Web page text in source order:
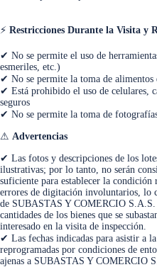
⚡ Restricciones Durante la Visita y
✔ No se permite el uso de
esmeriles, etc.)
✔ No se permite la toma de alimentos
✔ Está prohibido el uso de celulares,
seguros
✔ No se permite la toma de
⚠ Advertencias
✔ Las fotos y descripciones de los
ilustrativas; por lo tanto, no serán
suficiente para establecer la condición
errores de digitación involuntarios, lo
de SUBASTAS Y COMERCIO S.A.S.
cantidades de los bienes que se
interesado en la visita de inspección.
✔ Las fechas indicadas para asistir a
reprogramadas por condiciones de
ajenas a SUBASTAS Y COMERCIO